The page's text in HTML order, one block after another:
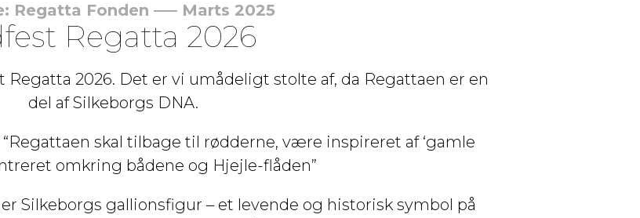
Regatta Fonden ––– Marts 2025
Regatta 2026
2026. Det er vi umådeligt stolte af, da Regattaen er en
del af Silkeborgs DNA.
skal tilbage til rødderne, være inspireret af ‘gamle
omkring bådene og Hjejle-flåden”
Silkeborgs gallionsfigur – et levende og historisk symbol på